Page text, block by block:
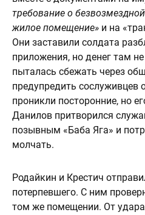
требование о
жилое помещение» и на
Они заставили солдата
приложения, но денег там
пыталась сбежать через
предупредить сослуживцев
проникли посторонние, но
Данилов притворился
позывным «Баба Яга» и
молчать.
Родайкин и Крестич
потерпевшего. С ним
том же помещении. От удара